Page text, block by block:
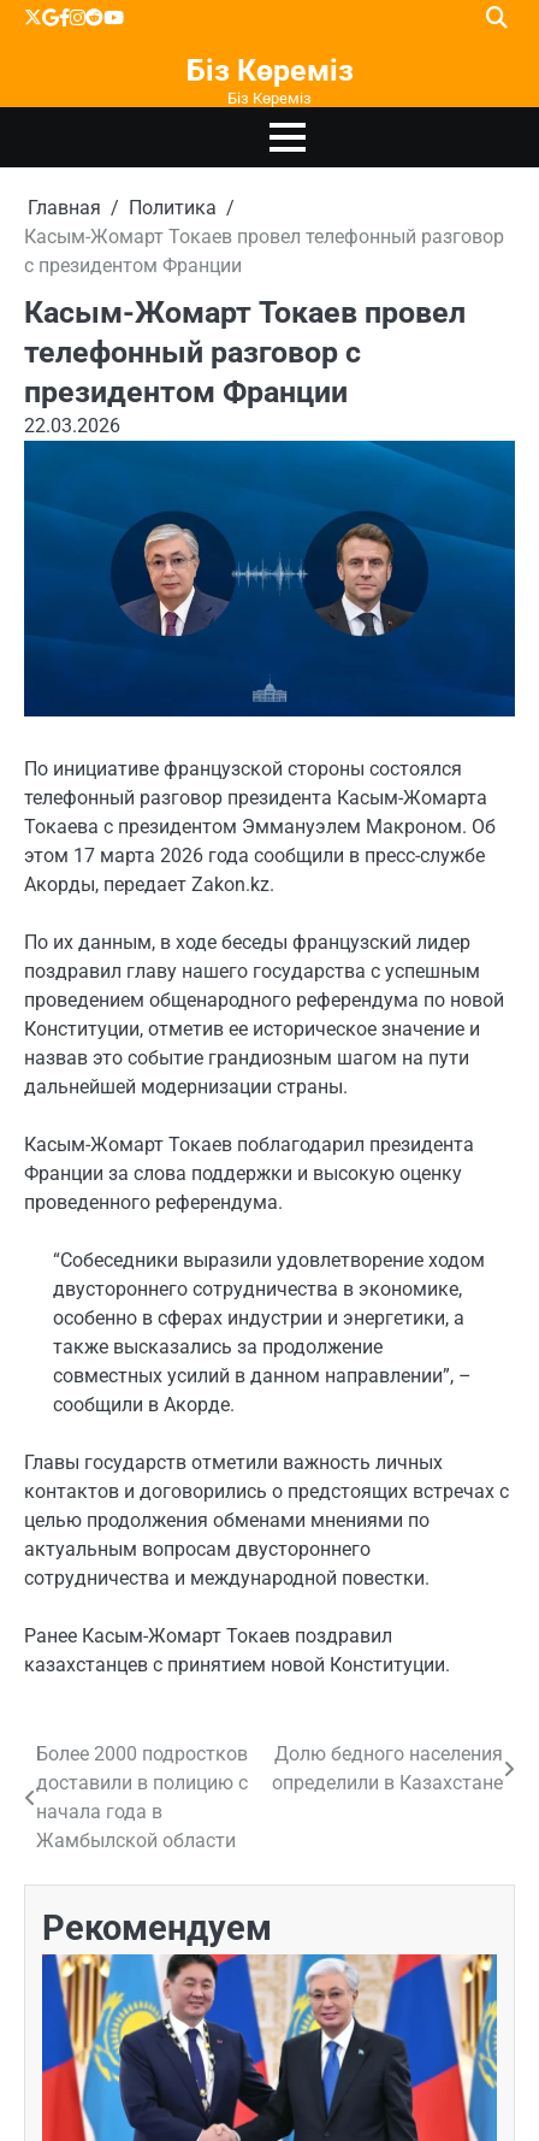
Перейти
X google
facebook
instagram
reddityoutube
Біз Көреміз
Біз Көреміз
Главная
Политика
Касым-Жомарт Токаев провел телефонный разговор
с президентом Франции
Касым-Жомарт Токаев провел
телефонный разговор с
президентом Франции
22.03.2026
По инициативе французской стороны состоялся
телефонный разговор президента Касым-Жомарта
Токаева с президентом Эммануэлем Макроном. Об
этом 17 марта 2026 года сообщили в пресс-службе
Акорды, передает Zakon.kz.
По их данным, в ходе беседы французский лидер
поздравил главу нашего государства с успешным
проведением общенародного референдума по новой
Конституции, отметив ее историческое значение и
назвав это событие грандиозным шагом на пути
дальнейшей модернизации страны.
Касым-Жомарт Токаев поблагодарил президента
Франции за слова поддержки и высокую оценку
проведенного референдума.
“Собеседники выразили удовлетворение ходом
двустороннего сотрудничества в экономике,
особенно в сферах индустрии и энергетики, а
также высказались за продолжение
совместных усилий в данном направлении”, –
сообщили в Акорде.
Главы государств отметили важность личных
контактов и договорились о предстоящих встречах с
целью продолжения обменами мнениями по
актуальным вопросам двустороннего
сотрудничества и международной повестки.
Ранее Касым-Жомарт Токаев поздравил
казахстанцев с принятием новой Конституции.
Навигация
по
записям
Более 2000 подростков
доставили в полицию с
начала года в
Жамбылской области
Долю бедного населения
определили в Казахстане
Рекомендуем